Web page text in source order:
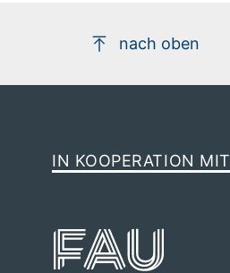
nach oben
IN KOOPERATION MIT